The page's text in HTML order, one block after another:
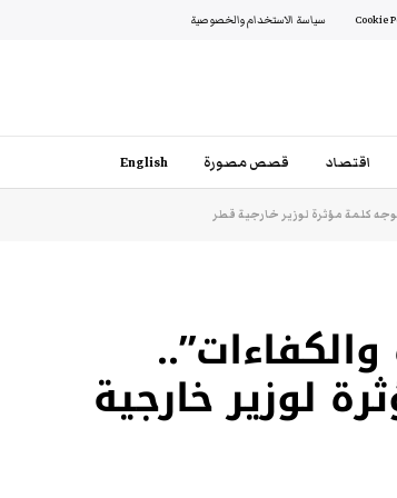
Cookie سياسة الاستخدام والخصوصية
اقتصاد قصص مصورة English
كلمة مؤثرة لوزير خارجية قطر
والكفاءات”..
لوزير خارجية